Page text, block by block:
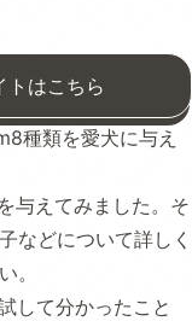
トはこちら
種類を愛犬に与え
与えてみました。そ
などについて詳しく
。
して分かったこと